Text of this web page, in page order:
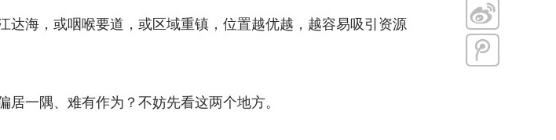
海，或咽喉要道，或区域重镇，位置越优越，越容易吸引资源
一隅、难有作为？不妨先看这两个地方。